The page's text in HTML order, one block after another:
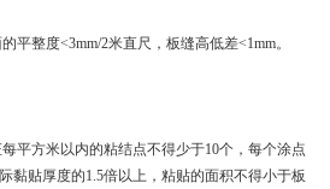
平整度<3mm/2米直尺，板缝高低差<1mm。
平方米以内的粘结点不得少于10个，每个涂点
黏贴厚度的1.5倍以上，粘贴的面积不得小于板